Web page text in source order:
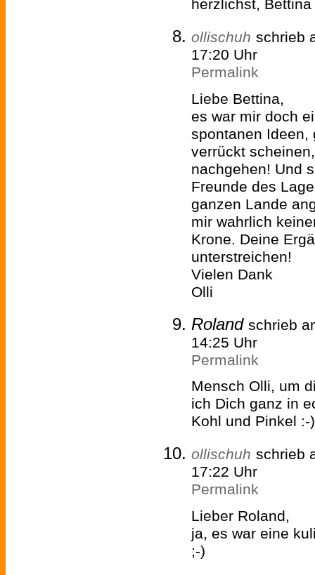
herzlichst, Bettina
ollischuh schrieb
17:20 Uhr
Permalink
Liebe Bettina,
es war mir doch
spontanen Ideen,
verrückt
nachgehen! Und
Freunde des
ganzen Lande
mir wahrlich
Krone. Deine
unterstreichen!
Vielen Dank
Olli
Roland schrieb
14:25 Uhr
Permalink
Mensch Olli, um
ich Dich ganz in
Kohl und Pinkel :-)
ollischuh schrieb
17:22 Uhr
Permalink
Lieber Roland,
ja, es war eine
;-)